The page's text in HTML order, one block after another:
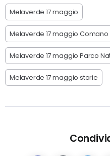
Melaverde 17 maggio
Melaverde 17 maggio Comano
Melaverde 17 maggio Parco
Melaverde 17 maggio storie